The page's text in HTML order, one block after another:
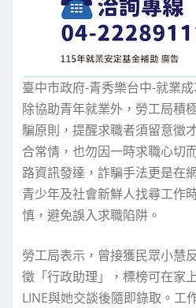
臺中市政府-青秀樂台中-就業
除協助青年就業外，勞工局積
騙原則，提醒求職者須留意徵
合常情，也勿因一時求職心切
路資訊發達，詐騙手法更是在
青少年及社會新鮮人找尋工作
慎，避免誤入求職陷阱。
勞工局表示，曾接獲民眾小慧
徵「行政助理」，標榜可在家
LINE與她交談後隨即錄取。工